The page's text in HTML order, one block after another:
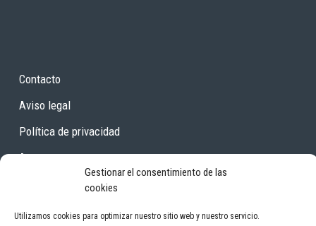
Gestionar el consentimiento de las
cookies
Utilizamos cookies para optimizar nuestro sitio web y nuestro servicio.
Contacto
Aviso legal
Política de privacidad
Areas
OSEKI Osasun eskubidearen aldeko ekimena Iniciativa por el derecho a la